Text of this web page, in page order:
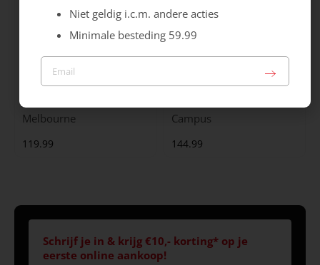
Melbourne
119.99
Campus
144.99
Schrijf je in & krijg €10,- korting* op je
eerste online aankoop!
Niet geldig i.c.m. andere acties
Minimale besteding 59.99